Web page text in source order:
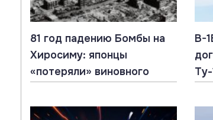
81 год падению Бомбы на
Хиросиму: японцы
«потеряли» виновного
B-